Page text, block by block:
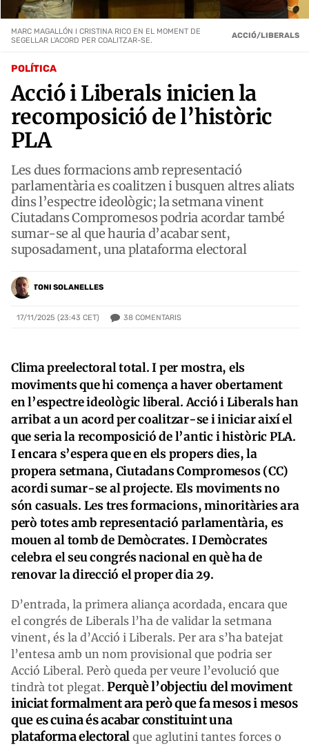
POLÍTICA
Acció i Liberals inicien la
recomposició de l’històric
PLA
Les dues formacions amb representació
parlamentària es coalitzen i busquen altres aliats
dins l’espectre ideològic; la setmana vinent
Ciutadans Compromesos podria acordar també
sumar-se al que hauria d’acabar sent,
suposadament, una plataforma electoral
TONI SOLANELLES
17/11/2025 (23:43 CET) 38 COMENTARIS
MARC MAGALLÓN I CRISTINA RICO EN EL MOMENT DE
SEGELLAR L'ACORD PER COALITZAR-SE.
ACCIÓ/LIBERALS
Clima preelectoral total. I per mostra, els
moviments que hi comença a haver obertament
en l’espectre ideològic liberal. Acció i Liberals han
arribat a un acord per coalitzar-se i iniciar així el
que seria la recomposició de l’antic i històric PLA.
I encara s’espera que en els propers dies, la
propera setmana, Ciutadans Compromesos (CC)
acordi sumar-se al projecte. Els moviments no
són casuals. Les tres formacions, minoritàries ara
però totes amb representació parlamentària, es
mouen al tomb de Demòcrates. I Demòcrates
celebra el seu congrés nacional en què ha de
renovar la direcció el proper dia 29.
D’entrada, la primera aliança acordada, encara que
el congrés de Liberals l’ha de validar la setmana
vinent, és la d’Acció i Liberals. Per ara s’ha batejat
l’entesa amb un nom provisional que podria ser
Acció Liberal. Però queda per veure l’evolució que
tindrà tot plegat. Perquè l’objectiu del moviment
iniciat formalment ara però que fa mesos i mesos
que es cuina és acabar constituint una
plataforma electoral que aglutini tantes forces o